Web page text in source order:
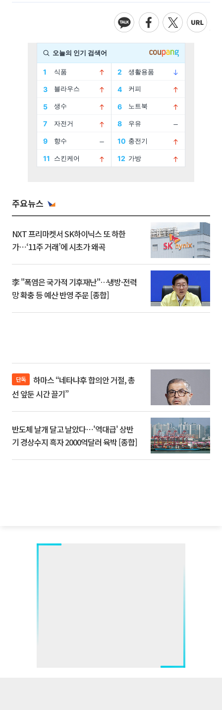
주요뉴스
NXT 프리마켓서 SK하이닉스 또 하한
가⋯‘11주 거래’에 시초가 왜곡
李 "폭염은 국가적 기후재난"…냉방·전력
망 확충 등 예산 반영 주문 [종합]
단독
선 앞둔 시간 끌기”
반도체 날개 달고 날았다⋯'역대급' 상반
기 경상수지 흑자 2000억달러 육박 [종합]